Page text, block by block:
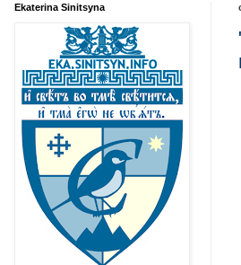
Ekaterina Sinitsyna